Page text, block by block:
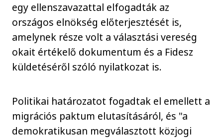
egy ellenszavazattal elfogadták az
országos elnökség előterjesztését is,
amelynek része volt a választási vereség
okait értékelő dokumentum és a Fidesz
küldetéséről szóló nyilatkozat is.
Politikai határozatot fogadtak el emellett a
migrációs paktum elutasításáról, és "a
demokratikusan megválasztott közjogi